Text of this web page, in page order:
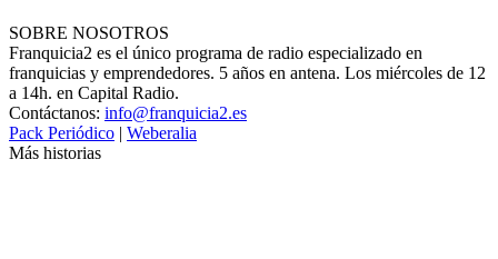
SOBRE NOSOTROS
Franquicia2 es el único programa de radio especializado en
franquicias y emprendedores. 5 años en antena. Los miércoles de 12
a 14h. en Capital Radio.
Contáctanos: info@franquicia2.es
Pack Periódico | Weberalia
Más historias